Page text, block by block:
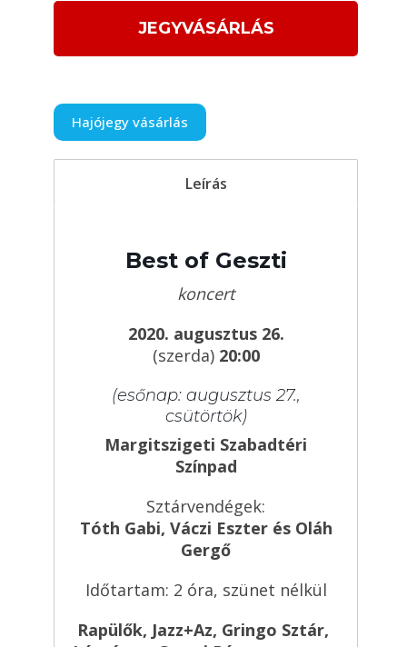
JEGYVÁSÁRLÁS
Hajójegy vásárlás
Leírás
Best of Geszti
koncert
2020. augusztus 26.
(szerda) 20:00
(esőnap: augusztus 27.,
csütörtök)
Margitszigeti Szabadtéri
Színpad
Sztárvendégek:
Tóth Gabi, Váczi Eszter és Oláh
Gergő
Időtartam: 2 óra, szünet nélkül
Rapülők, Jazz+Az, Gringo Sztár,